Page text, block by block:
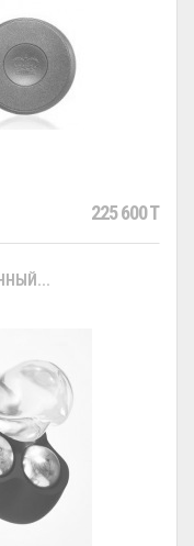
225 600 T